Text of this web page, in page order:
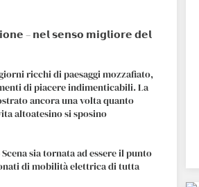
– 𝗻𝗲𝗹 𝘀𝗲𝗻𝘀𝗼 𝗺𝗶𝗴𝗹𝗶𝗼𝗿𝗲 𝗱𝗲𝗹
ricchi di paesaggi mozzafiato,
di piacere indimenticabili. La
ancora una volta quanto
altoatesino si sposino
sia tornata ad essere il punto
di mobilità elettrica di tutta